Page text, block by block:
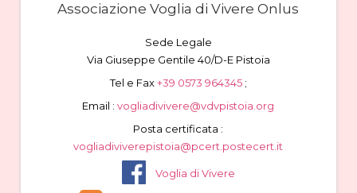
Associazione Voglia di Vivere Onlus
Sede Legale
Via Giuseppe Gentile 40/D-E Pistoia
Tel e Fax+39 0573 964345 ;
Email : vogliadivivere@vdvpistoia.org
Posta certificata :
vogliadiviverepistoia@pcert.postecert.it
Voglia di Vivere